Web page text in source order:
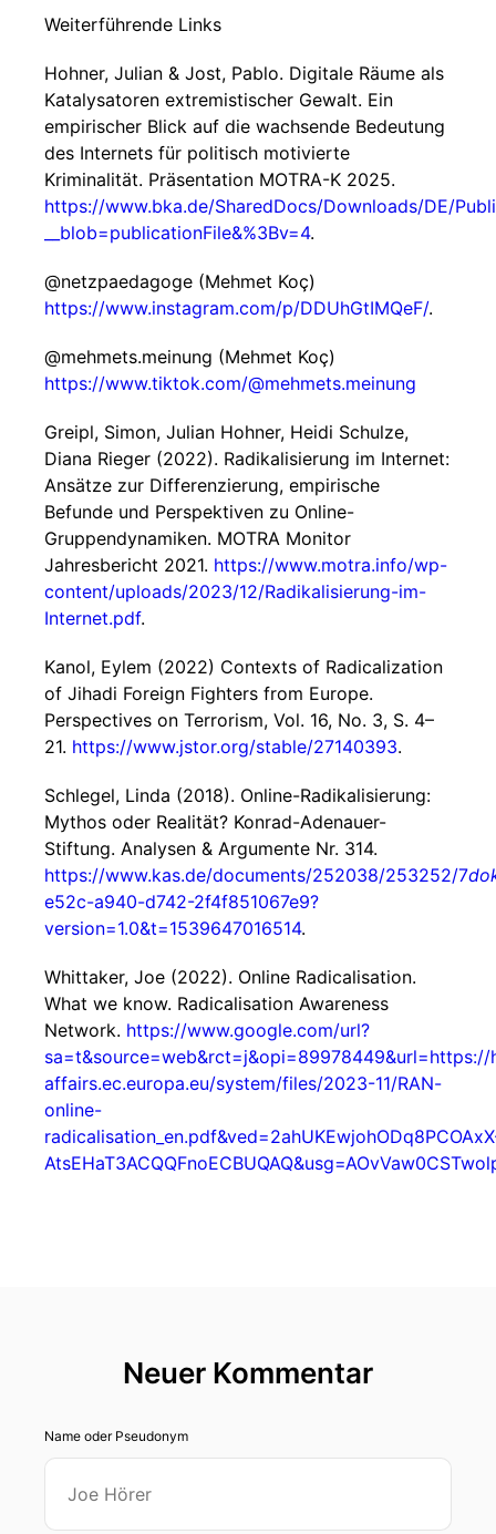
Weiterführende Links
Hohner, Julian & Jost, Pablo. Digitale Räume als
Katalysatoren extremistischer Gewalt. Ein
empirischer Blick auf die wachsende Bedeutung
des Internets für politisch motivierte
Kriminalität. Präsentation MOTRA-K 2025.
https://www.bka.de/SharedDocs/Downloads/DE/
__blob=publicationFile&%3Bv=4.
@netzpaedagoge (Mehmet Koç)
https://www.instagram.com/p/DDUhGtIMQeF/.
@mehmets.meinung (Mehmet Koç)
https://www.tiktok.com/@mehmets.meinung
Greipl, Simon, Julian Hohner, Heidi Schulze,
Diana Rieger (2022). Radikalisierung im Internet:
Ansätze zur Differenzierung, empirische
Befunde und Perspektiven zu Online-
Gruppendynamiken. MOTRA Monitor
Jahresbericht 2021. https://www.motra.info/wp-
content/uploads/2023/12/Radikalisierung-im-
Internet.pdf.
Kanol, Eylem (2022) Contexts of Radicalization
of Jihadi Foreign Fighters from Europe.
Perspectives on Terrorism, Vol. 16, No. 3, S. 4–
21. https://www.jstor.org/stable/27140393.
Schlegel, Linda (2018). Online-Radikalisierung:
Mythos oder Realität? Konrad-Adenauer-
Stiftung. Analysen & Argumente Nr. 314.
https://www.kas.de/documents/252038/253252/7
e52c-a940-d742-2f4f851067e9?
version=1.0&t=1539647016514.
Whittaker, Joe (2022). Online Radicalisation.
What we know. Radicalisation Awareness
Network. https://www.google.com/url?
sa=t&source=web&rct=j&opi=89978449&url=https://
affairs.ec.europa.eu/system/files/2023-11/RAN-
online-
Neuer Kommentar
Name oder Pseudonym